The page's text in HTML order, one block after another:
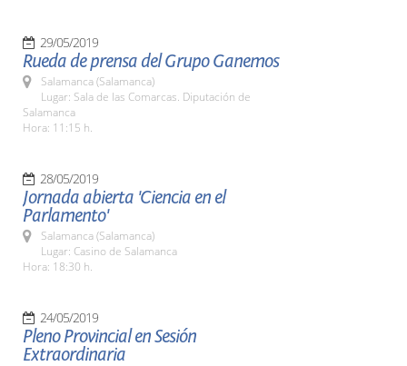
29/05/2019
Rueda de prensa del Grupo Ganemos
Salamanca (Salamanca)
Lugar: Sala de las Comarcas. Diputación de
Salamanca
Hora: 11:15 h.
28/05/2019
Jornada abierta 'Ciencia en el
Parlamento'
Salamanca (Salamanca)
Lugar: Casino de Salamanca
Hora: 18:30 h.
24/05/2019
Pleno Provincial en Sesión
Extraordinaria